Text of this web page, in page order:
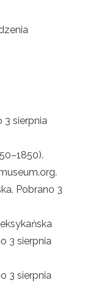
3 sierpnia
Pobrano 3
3 sierpnia
3 sierpnia